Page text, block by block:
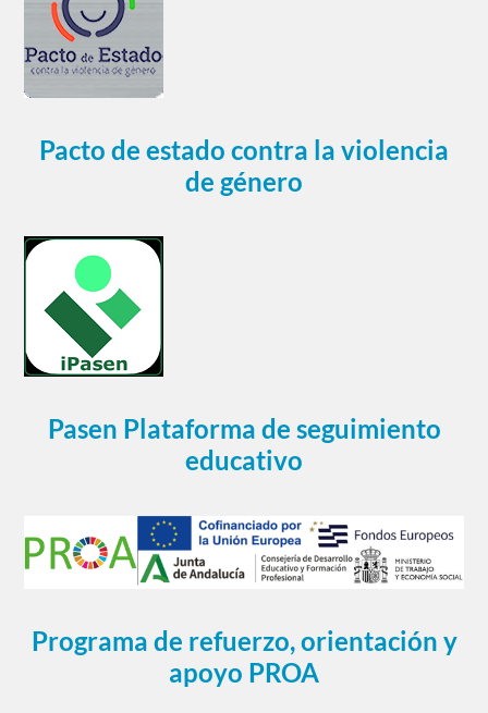
Pacto de estado contra la violencia
de género
Pasen Plataforma de seguimiento
educativo
Programa de refuerzo, orientación y
apoyo PROA